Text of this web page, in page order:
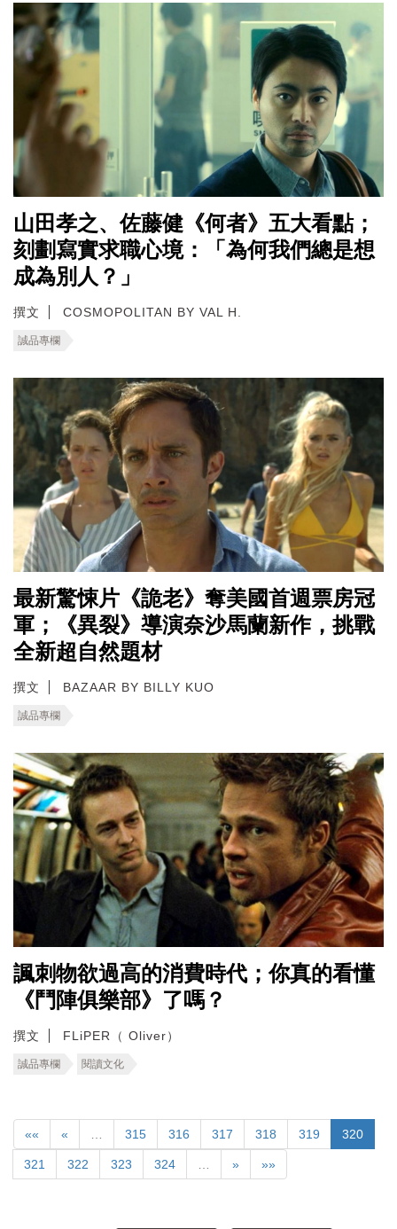
山田孝之、佐藤健《何者》五大看點；
刻劃寫實求職心境：「為何我們總是想
成為別人？」
撰文 COSMOPOLITAN BY VAL H.
誠品專欄
最新驚悚片《詭老》奪美國首週票房冠
軍；《異裂》導演奈沙馬蘭新作，挑戰
全新超自然題材
撰文 BAZAAR BY BILLY KUO
誠品專欄
諷刺物欲過高的消費時代；你真的看懂
《鬥陣俱樂部》了嗎？
撰文 FLiPER（ Oliver）
誠品專欄 閱讀文化
«« « 315 316 317 318 319 320
321 322 323 324 » »»